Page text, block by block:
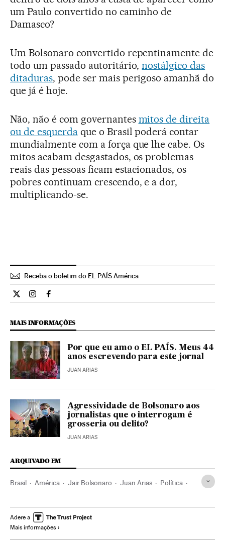
um Paulo convertido no caminho de
Damasco?
Um Bolsonaro convertido repentinamente de
todo um passado autoritário,nostálgico das
ditaduras, pode ser mais perigoso amanhã do
que já é hoje.
Não, não é com governantes mitos de direita
ou de esquerdaque o Brasil poderá contar
mundialmente com a força que lhe cabe. Os
mitos acabam desgastados, os problemas
reais das pessoas ficam estacionados, os
pobres continuam crescendo, e a dor,
multiplicando-se.
Receba o boletim do EL PAÍS América
Opiniao El País Brasil en Twitter
Opiniao El País Brasil en Instagram
Opiniao El País Brasil en Facebook
MAIS INFORMAÇÕES
Por que eu amo o EL PAÍS. Meus 44
anos escrevendo para este jornal
JUAN ARIAS
Agressividade de Bolsonaro aos
jornalistas que o interrogam é
grosseria ou delito?
JUAN ARIAS
ARQUIVADO EM
Brasil América Jair Bolsonaro Juan Arias Política
Operação Lava Jato Corrupção
Desigualdade econômica
Adere a
Mais informações